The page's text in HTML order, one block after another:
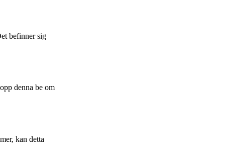
befinner sig
denna be om
kan detta